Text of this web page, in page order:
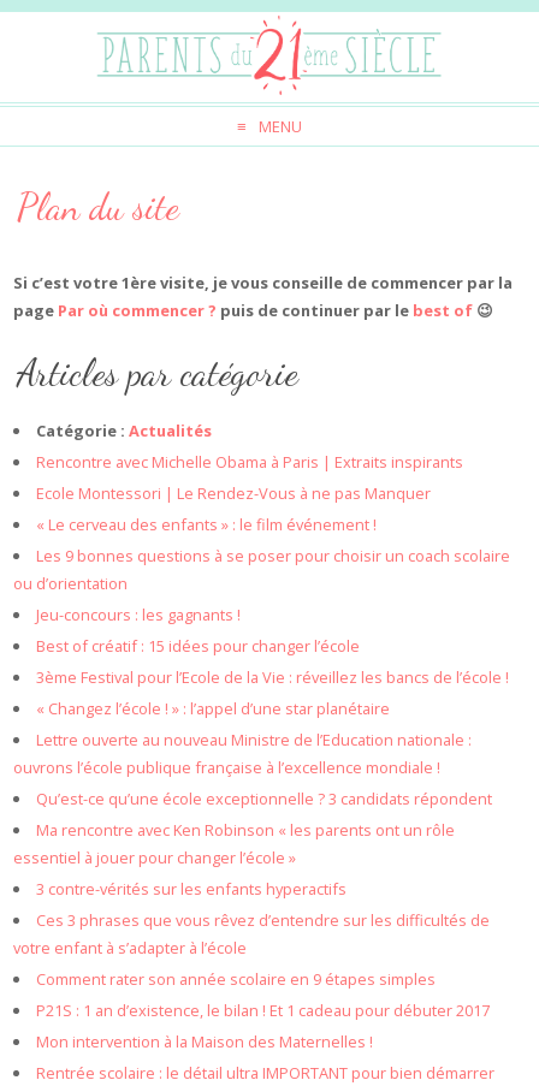
MENU
Plan du site
Si c’est votre 1ère visite, je vous conseille de commencer par la
page Par où commencer ? puis de continuer par le best of 😉
Articles par catégorie
Catégorie : Actualités
Rencontre avec Michelle Obama à Paris | Extraits inspirants
Ecole Montessori | Le Rendez-Vous à ne pas Manquer
« Le cerveau des enfants » : le film événement !
Les 9 bonnes questions à se poser pour choisir un coach scolaire
ou d’orientation
Jeu-concours : les gagnants !
Best of créatif : 15 idées pour changer l’école
3ème Festival pour l’Ecole de la Vie : réveillez les bancs de l’école !
« Changez l’école ! » : l’appel d’une star planétaire
Lettre ouverte au nouveau Ministre de l’Education nationale :
ouvrons l’école publique française à l’excellence mondiale !
Qu’est-ce qu’une école exceptionnelle ? 3 candidats répondent
Ma rencontre avec Ken Robinson « les parents ont un rôle
essentiel à jouer pour changer l’école »
3 contre-vérités sur les enfants hyperactifs
Ces 3 phrases que vous rêvez d’entendre sur les difficultés de
votre enfant à s’adapter à l’école
Comment rater son année scolaire en 9 étapes simples
P21S : 1 an d’existence, le bilan ! Et 1 cadeau pour débuter 2017
Mon intervention à la Maison des Maternelles !
Rentrée scolaire : le détail ultra IMPORTANT pour bien démarrer